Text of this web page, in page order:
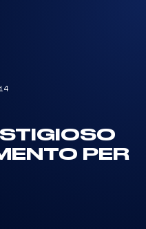
PER